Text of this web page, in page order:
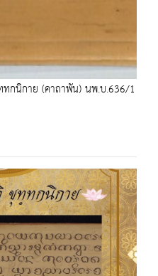
กนิกาย (คาถาพัน) นพ.บ.636/1